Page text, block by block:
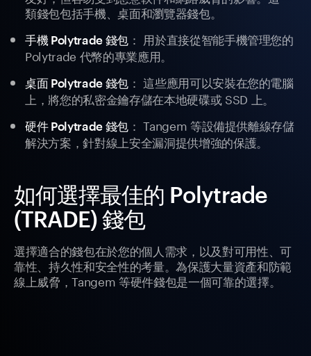
類錢包包括手機、桌面和瀏覽器錢包。
手機 Polytrade 錢包： 用於直接從智能手機管理您的
Polytrade 代幣的專業應用。
桌面 Polytrade 錢包： 這些應用可以安裝在您的電腦
上，將您的私密金鑰存儲在本地硬碟或 SSD 上。
硬件 Polytrade 錢包： Tangem 等設備提供離線存儲
解決方案，針對線上安全漏洞提供增強的保護。
如何選擇最佳的 Polytrade
(TRADE) 錢包
選擇適合的錢包在於您的個人需求，以及對可用性、可
靠性、持久性和安全性的考量。為保護大量資產和防範
線上威脅，Tangem 等硬件錢包是一個可靠的選擇。